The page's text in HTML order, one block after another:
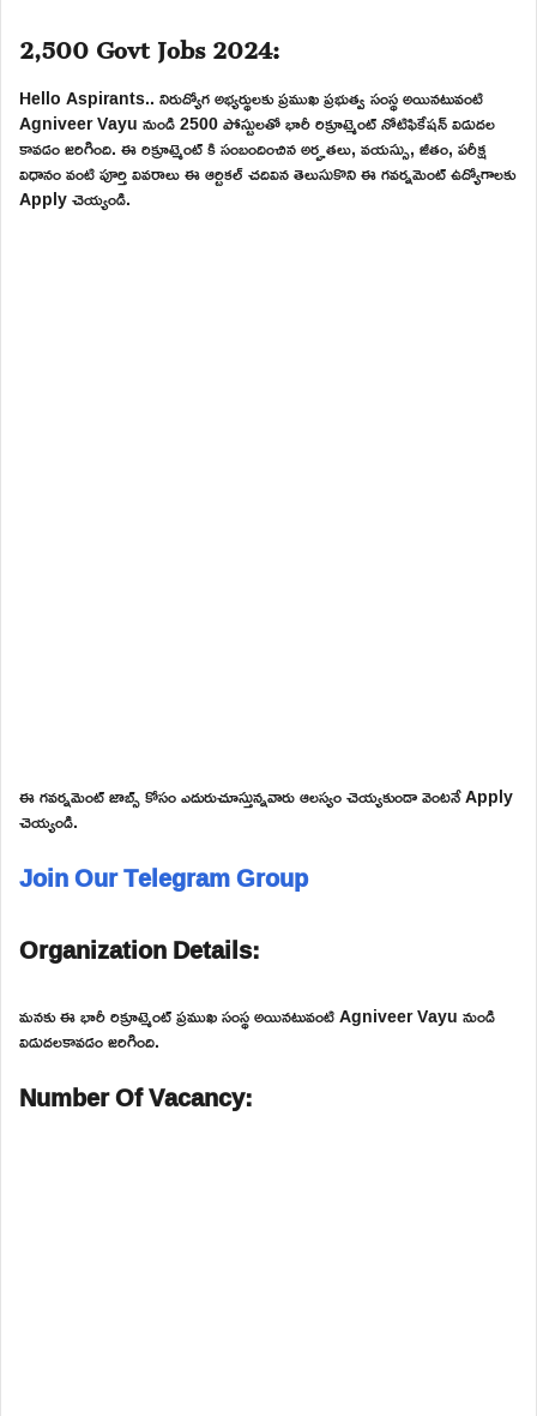
2,500 Govt Jobs 2024:
Hello Aspirants.. నిరుద్యోగ అభ్యర్థులకు ప్రముఖ ప్రభుత్వ సంస్థ అయినటువంటి
Agniveer Vayu నుండి 2500 పోస్టులతో భారీ రిక్రూట్మెంట్ నోటిఫికేషన్ విడుదల
కావడం జరిగింది. ఈ రిక్రూట్మెంట్ కి సంబందించిన అర్హతలు, వయస్సు, జీతం, పరీక్ష
విధానం వంటి పూర్తి వివరాలు ఈ ఆర్టికల్ చదివిన తెలుసుకొని ఈ గవర్నమెంట్ ఉద్యోగాలకు
Apply చెయ్యండి.
ఈ గవర్నమెంట్ జాబ్స్ కోసం ఎదురుచూస్తున్నవారు ఆలస్యం చెయ్యకుండా వెంటనే Apply
చెయ్యండి.
Join Our Telegram Group
Organization Details:
మనకు ఈ భారీ రిక్రూట్మెంట్ ప్రముఖ సంస్థ అయినటువంటి Agniveer Vayu నుండి
విడుదలకావడం జరిగింది.
Number Of Vacancy: